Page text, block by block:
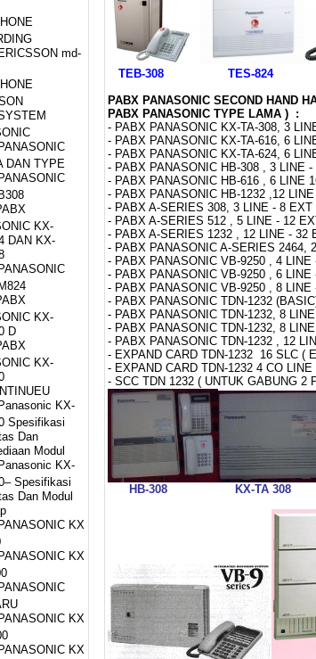
md-
DAN TYPE
KX-
DAN KX-
KX-
D
KX-
KX-
Spesifikasi
Dan
Modul
KX-
Spesifikasi
Dan Modul
KX
KX
KX
KX
TEB-308 TES-824
PABX PANASONIC SECOND HAND
PABX PANASONIC TYPE LAMA ) :
- PABX PANASONIC KX-TA-308, 3
- PABX PANASONIC KX-TA-616, 6
- PABX PANASONIC KX-TA-624, 6
- PABX PANASONIC HB-308 , 3 LINE
- PABX PANASONIC HB-616 , 6 LINE
- PABX PANASONIC HB-1232 ,12
- PABX A-SERIES 308, 3 LINE - 8 EXT
- PABX A-SERIES 512 , 5 LINE - 12
- PABX A-SERIES 1232 , 12 LINE - 32
- PABX PANASONIC A-SERIES 2464,
- PABX PANASONIC VB-9250 , 4
- PABX PANASONIC VB-9250 , 6
- PABX PANASONIC VB-9250 , 8
- PABX PANASONIC TDN-1232
- PABX PANASONIC TDN-1232, 8
- PABX PANASONIC TDN-1232, 8
- PABX PANASONIC TDN-1232 , 12
- EXPAND CARD TDN-1232 16 SLC (
- EXPAND CARD TDN-1232 4 CO
- SCC TDN 1232 ( UNTUK GABUNG 2
HB-308 KX-TA 308